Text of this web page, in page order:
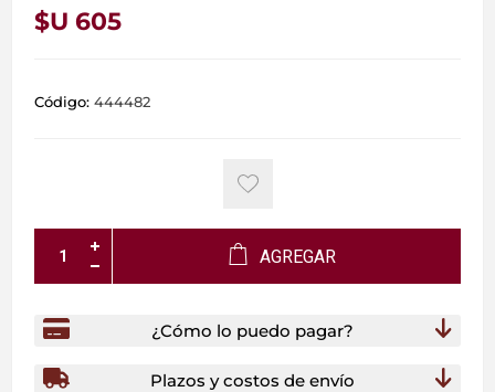
$U 605
Código: 444482
AGREGAR
¿Cómo lo puedo pagar?
Plazos y costos de envío